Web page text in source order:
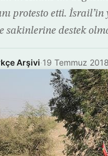
protesto etti. İsrail’in
sakinlerine destek
Arşivi·19 Temmuz 2018